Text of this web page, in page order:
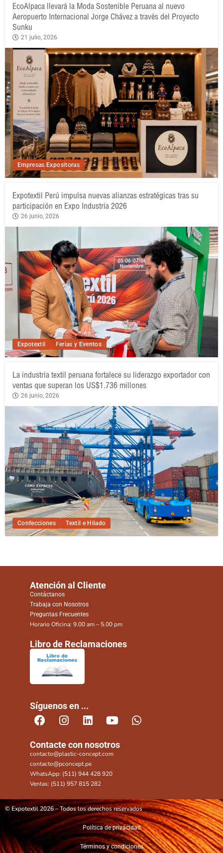
Empresas Expositoras
EcoAlpaca llevará la Moda Sostenible Peruana al nuevo
Aeropuerto Internacional Jorge Chávez a través del Proyecto
Sunku
21 julio, 2026
Expotextil Ferias y Eventos
Expotextil Perú impulsa nuevas alianzas estratégicas tras su
participación en Expo Industria 2026
26 junio, 2026
Confecciones Textil e Hilado
La industria textil peruana fortalece su liderazgo exportador con
ventas que superan los US$1.736 millones
26 junio, 2026
Atención al Cliente
Contáctanos
Trabaja con Nosotros
Preguntas Frecuentes
Horario Oficina: 9.00 am – 5.00 pm
Libro de Reclamaciones
Síguenos en ...
Contacte con nosotros
contacto@plastic-concept.com
contacto@pconcept.pe
WhatsApp: (511) 944 428 920
Ventas: (511) 957 815 282
© Expotextil 2026 – Todos los derechos reservados
Política de privacidad
Términos y condiciones